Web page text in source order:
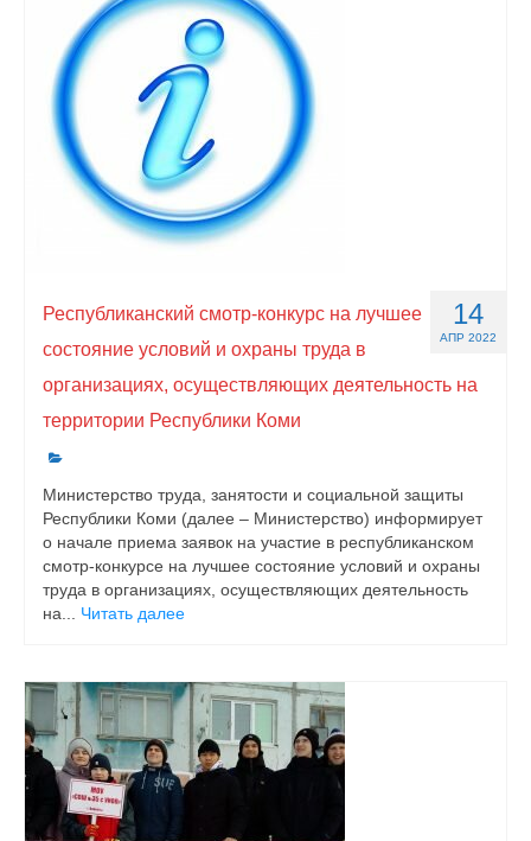
14
АПР 2022
Республиканский смотр-конкурс на лучшее
состояние условий и охраны труда в
организациях, осуществляющих деятельность на
территории Республики Коми
Министерство труда, занятости и социальной защиты
Республики Коми (далее – Министерство) информирует
о начале приема заявок на участие в республиканском
смотр-конкурсе на лучшее состояние условий и охраны
труда в организациях, осуществляющих деятельность
на... Читать далее